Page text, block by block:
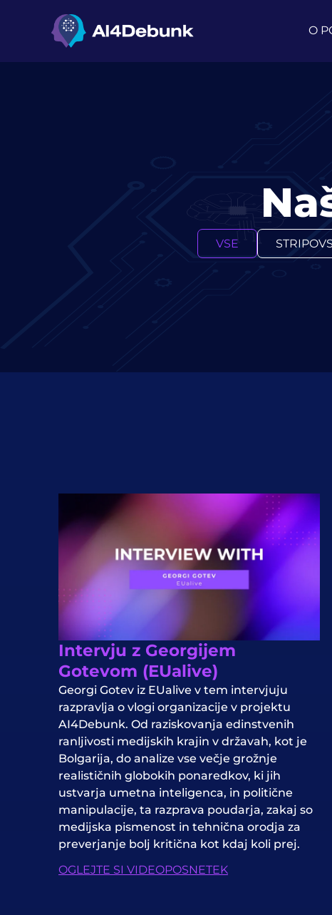
O
VSE
Intervju z Georgijem
Gotevom (EUalive)
Georgi Gotev iz EUalive v tem intervjuju
razpravlja o vlogi organizacije v projektu
AI4Debunk. Od raziskovanja edinstvenih
ranljivosti medijskih krajin v državah, kot je
Bolgarija, do analize vse večje grožnje
realističnih globokih ponaredkov, ki jih
ustvarja umetna inteligenca, in politične
manipulacije, ta razprava poudarja, zakaj so
medijska pismenost in tehnična orodja za
preverjanje bolj kritična kot kdaj koli prej.
OGLEJTE SI VIDEOPOSNETEK